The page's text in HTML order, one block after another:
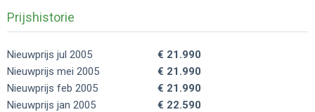
Prijshistorie
Nieuwprijs jul 2005
€ 21.990
Nieuwprijs mei 2005
€ 21.990
Nieuwprijs feb 2005
€ 21.990
Nieuwprijs jan 2005
€ 22.590